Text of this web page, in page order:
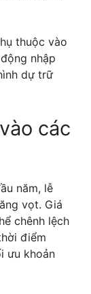
thuộc vào
nhập
dự trữ
các
năm, lễ
vọt. Giá
chênh lệch
điểm
ưu khoản